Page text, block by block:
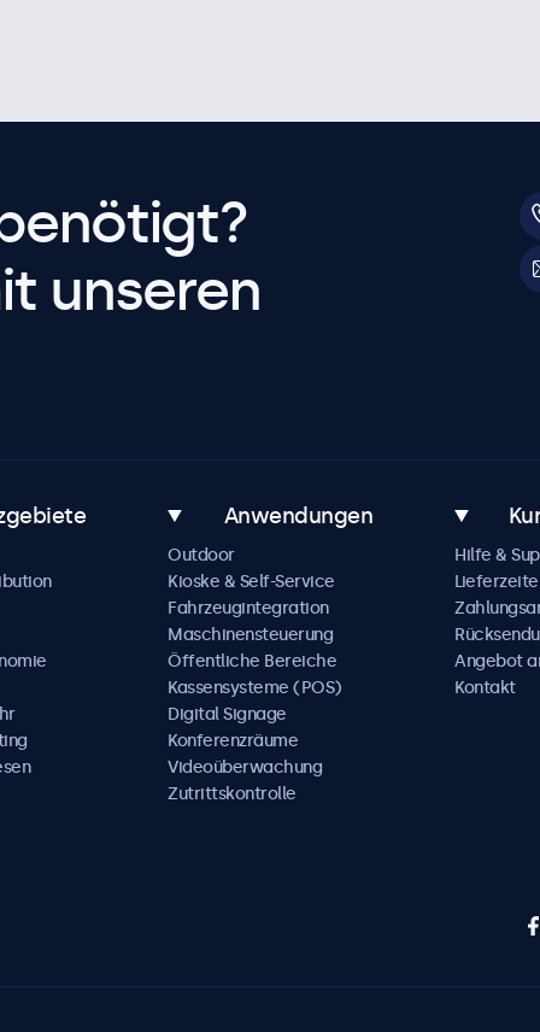
unseren
Anwendungen
Outdoor
Kioske & Self-Service
Fahrzeugintegration
Maschinensteuerung
Öffentliche Bereiche
Kassensysteme (POS)
Digital Signage
Konferenzräume
Videoüberwachung
Zutrittskontrolle
Hilfe &
Angebot
Kontakt